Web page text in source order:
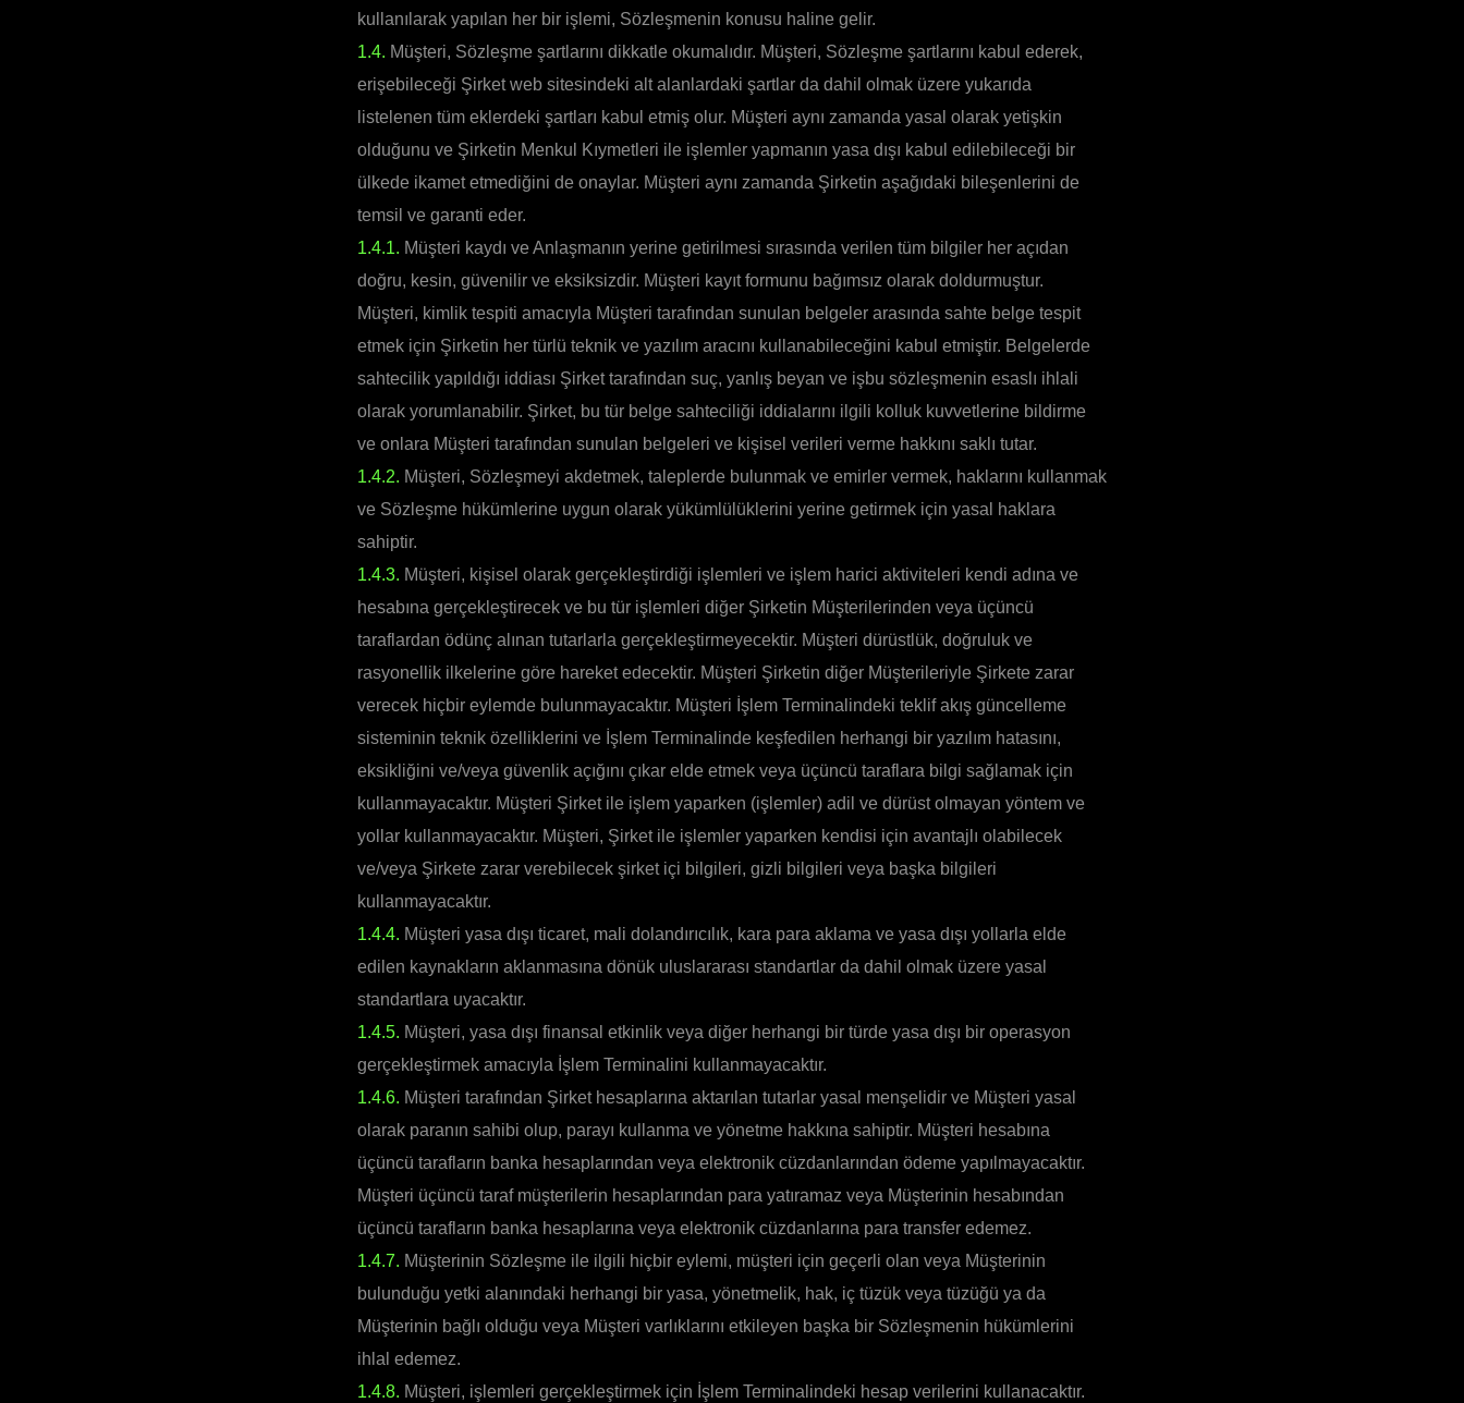
kullanılarak yapılan her bir işlemi, Sözleşmenin konusu haline gelir.
1.4. Müşteri, Sözleşme şartlarını dikkatle okumalıdır. Müşteri, Sözleşme şartlarını kabul ederek,
erişebileceği Şirket web sitesindeki alt alanlardaki şartlar da dahil olmak üzere yukarıda
listelenen tüm eklerdeki şartları kabul etmiş olur. Müşteri aynı zamanda yasal olarak yetişkin
olduğunu ve Şirketin Menkul Kıymetleri ile işlemler yapmanın yasa dışı kabul edilebileceği bir
ülkede ikamet etmediğini de onaylar. Müşteri aynı zamanda Şirketin aşağıdaki bileşenlerini de
temsil ve garanti eder.
1.4.1. Müşteri kaydı ve Anlaşmanın yerine getirilmesi sırasında verilen tüm bilgiler her açıdan
doğru, kesin, güvenilir ve eksiksizdir. Müşteri kayıt formunu bağımsız olarak doldurmuştur.
Müşteri, kimlik tespiti amacıyla Müşteri tarafından sunulan belgeler arasında sahte belge tespit
etmek için Şirketin her türlü teknik ve yazılım aracını kullanabileceğini kabul etmiştir. Belgelerde
sahtecilik yapıldığı iddiası Şirket tarafından suç, yanlış beyan ve işbu sözleşmenin esaslı ihlali
olarak yorumlanabilir. Şirket, bu tür belge sahteciliği iddialarını ilgili kolluk kuvvetlerine bildirme
ve onlara Müşteri tarafından sunulan belgeleri ve kişisel verileri verme hakkını saklı tutar.
1.4.2. Müşteri, Sözleşmeyi akdetmek, taleplerde bulunmak ve emirler vermek, haklarını kullanmak
ve Sözleşme hükümlerine uygun olarak yükümlülüklerini yerine getirmek için yasal haklara
sahiptir.
1.4.3. Müşteri, kişisel olarak gerçekleştirdiği işlemleri ve işlem harici aktiviteleri kendi adına ve
hesabına gerçekleştirecek ve bu tür işlemleri diğer Şirketin Müşterilerinden veya üçüncü
taraflardan ödünç alınan tutarlarla gerçekleştirmeyecektir. Müşteri dürüstlük, doğruluk ve
rasyonellik ilkelerine göre hareket edecektir. Müşteri Şirketin diğer Müşterileriyle Şirkete zarar
verecek hiçbir eylemde bulunmayacaktır. Müşteri İşlem Terminalindeki teklif akış güncelleme
sisteminin teknik özelliklerini ve İşlem Terminalinde keşfedilen herhangi bir yazılım hatasını,
eksikliğini ve/veya güvenlik açığını çıkar elde etmek veya üçüncü taraflara bilgi sağlamak için
kullanmayacaktır. Müşteri Şirket ile işlem yaparken (işlemler) adil ve dürüst olmayan yöntem ve
yollar kullanmayacaktır. Müşteri, Şirket ile işlemler yaparken kendisi için avantajlı olabilecek
ve/veya Şirkete zarar verebilecek şirket içi bilgileri, gizli bilgileri veya başka bilgileri
kullanmayacaktır.
1.4.4. Müşteri yasa dışı ticaret, mali dolandırıcılık, kara para aklama ve yasa dışı yollarla elde
edilen kaynakların aklanmasına dönük uluslararası standartlar da dahil olmak üzere yasal
standartlara uyacaktır.
1.4.5. Müşteri, yasa dışı finansal etkinlik veya diğer herhangi bir türde yasa dışı bir operasyon
gerçekleştirmek amacıyla İşlem Terminalini kullanmayacaktır.
1.4.6. Müşteri tarafından Şirket hesaplarına aktarılan tutarlar yasal menşelidir ve Müşteri yasal
olarak paranın sahibi olup, parayı kullanma ve yönetme hakkına sahiptir. Müşteri hesabına
üçüncü tarafların banka hesaplarından veya elektronik cüzdanlarından ödeme yapılmayacaktır.
Müşteri üçüncü taraf müşterilerin hesaplarından para yatıramaz veya Müşterinin hesabından
üçüncü tarafların banka hesaplarına veya elektronik cüzdanlarına para transfer edemez.
1.4.7. Müşterinin Sözleşme ile ilgili hiçbir eylemi, müşteri için geçerli olan veya Müşterinin
bulunduğu yetki alanındaki herhangi bir yasa, yönetmelik, hak, iç tüzük veya tüzüğü ya da
Müşterinin bağlı olduğu veya Müşteri varlıklarını etkileyen başka bir Sözleşmenin hükümlerini
ihlal edemez.
1.4.8. Müşteri, işlemleri gerçekleştirmek için İşlem Terminalindeki hesap verilerini kullanacaktır.